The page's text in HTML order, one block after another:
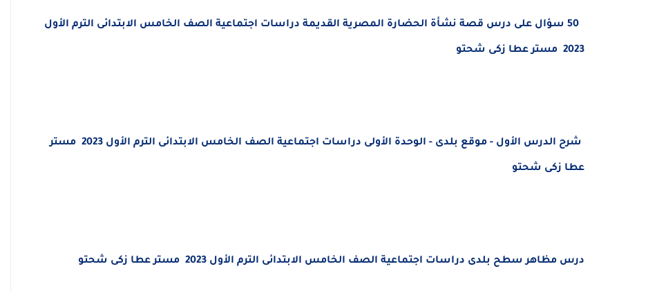
50 سؤال على درس قصة نشأة الحضارة المصرية القديمة دراسات اجتماعية الصف الخامس الابتدائى الترم الأول
2023 مستر عطا زكى شحتو
شرح الدرس الأول - موقع بلدى - الوحدة الأولى دراسات اجتماعية الصف الخامس الابتدائى الترم الأول 2023 مستر
عطا زكى شحتو
درس مظاهر سطح بلدى دراسات اجتماعية الصف الخامس الابتدائى الترم الأول 2023 مستر عطا زكى شحتو